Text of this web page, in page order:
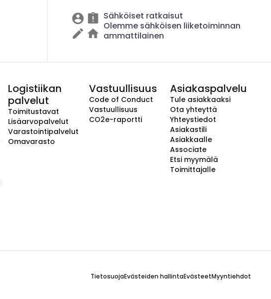
Sähköiset ratkaisut
Olemme sähköisen liiketoiminnan
ammattilainen
Logistiikan
palvelut
Toimitustavat
Lisäarvopalvelut
Varastointipalvelut
Omavarasto
Vastuullisuus
Code of Conduct
Vastuullisuus
CO2e-raportti
Asiakaspalvelu
Tule asiakkaaksi
Ota yhteyttä
Yhteystiedot
Asiakastili
Asiakkaalle
Associate
Etsi myymälä
Toimittajalle
TietosuojaEvästeiden hallintaEvästeetMyyntiehdot